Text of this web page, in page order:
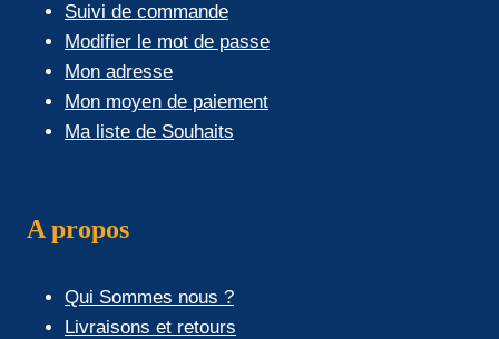
Suivi de commande
Modifier le mot de passe
Mon adresse
Mon moyen de paiement
Ma liste de Souhaits
A propos
Qui Sommes nous ?
Livraisons et retours